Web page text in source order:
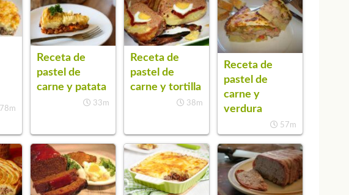
78m
Receta de
pastel de
carne y patata
33m
Receta de
pastel de
carne y tortilla
38m
Receta de
pastel de
carne y
verdura
57m